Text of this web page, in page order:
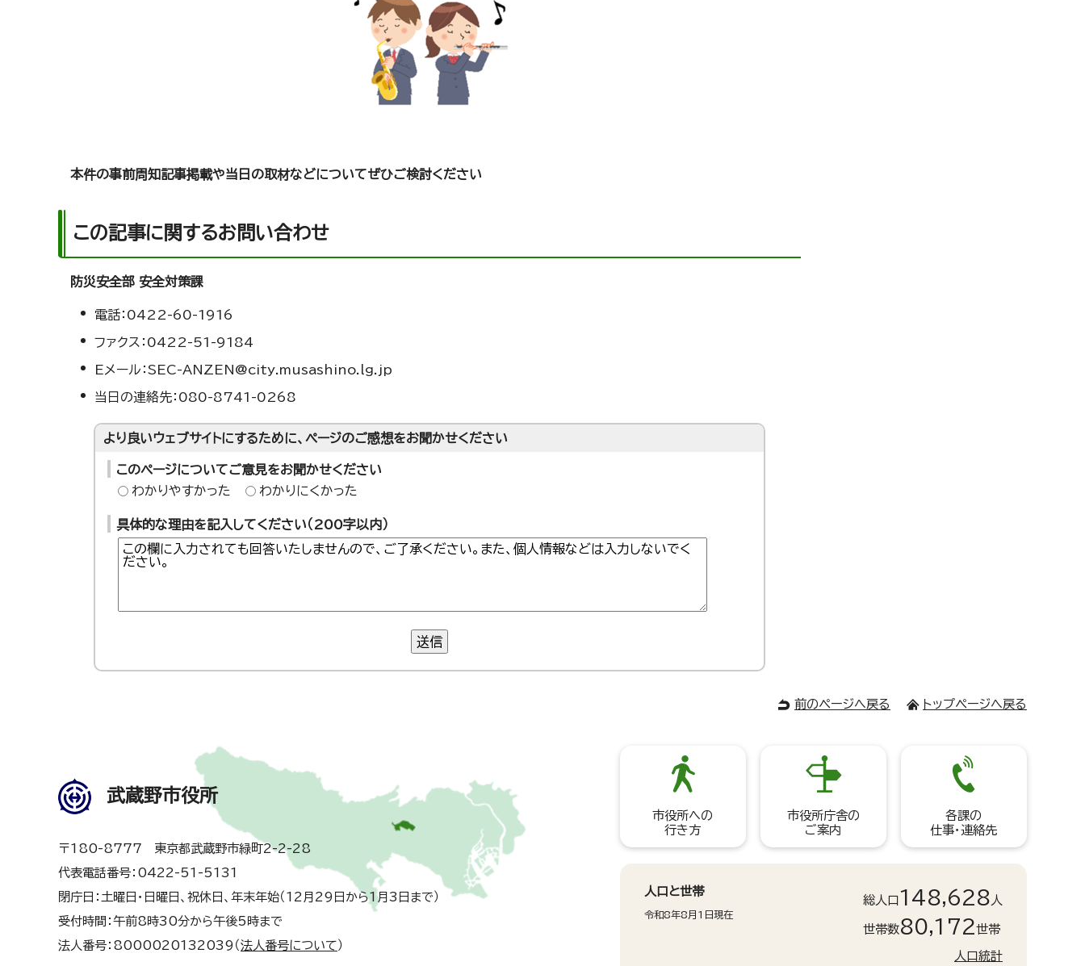
本件の事前周知記事掲載や当日の取材などについてぜひご検討ください
この記事に関するお問い合わせ
防災安全部 安全対策課
電話：0422-60-1916
ファクス：0422-51-9184
Eメール：SEC-ANZEN@city.musashino.lg.jp
当日の連絡先：080-8741-0268
より良いウェブサイトにするために、ページのご感想をお聞かせください
このページについてご意見をお聞かせください
わかりやすかった
わかりにくかった
具体的な理由を記入してください（200字以内）
送信
前のページへ戻る トップページへ戻る
武蔵野市役所
〒180-8777 東京都武蔵野市緑町2-2-28
代表電話番号：0422-51-5131
閉庁日：土曜日・日曜日、祝休日、年末年始（12月29日から1月3日まで）
受付時間：午前8時30分から午後5時まで
法人番号：8000020132039（ 法人番号について ）
市役所への
行き方
市役所庁舎の
ご案内
各課の
仕事・連絡先
人口と世帯
令和8年8月1日現在
総人口 148,628 人
世帯数80,172世帯
人口統計